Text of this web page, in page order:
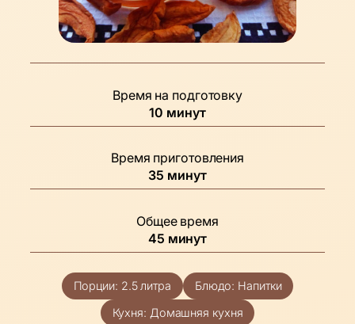
Время на подготовку
10 минуты
минут
Время приготовления
35 минуты
минут
Общее время
45минуты
минут
Порции: 2.5 литра Блюдо: Напитки
Кухня: Домашняя кухня